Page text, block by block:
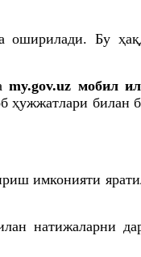
оширилади. Бу
my.gov.uz мобил
ҳужжатлари билан
имконияти
натижаларни